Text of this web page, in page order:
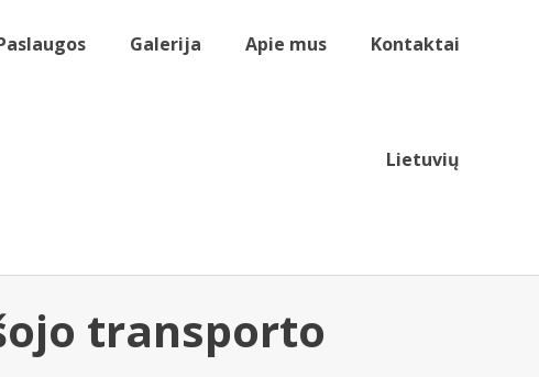
Galerija Apie mus Kontaktai
Lietuvių
transporto